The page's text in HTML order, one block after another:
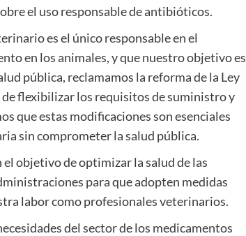
el uso responsable de antibióticos.
es el único responsable en el
en los animales, y que nuestro objetivo es
pública, reclamamos la reforma de la Ley
de flexibilizar los requisitos de suministro y
que estas modificaciones son esenciales
sin comprometer la salud pública.
objetivo de optimizar la salud de las
para que adopten medidas
labor como profesionales veterinarios.
del sector de los medicamentos